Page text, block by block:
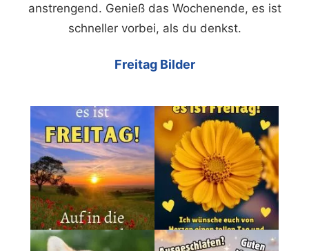
anstrengend. Genieß das Wochenende, es ist
schneller vorbei, als du denkst.
Freitag Bilder